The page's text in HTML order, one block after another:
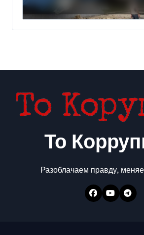
То
Разоблачаем правду,